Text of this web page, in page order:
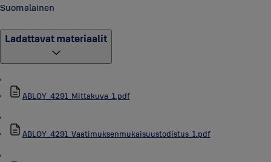
Suomalainen
Ladattavat materiaalit
ABLOY_4291_Mittakuva_1.pdf
ABLOY_4291_Vaatimuksenmukaisuustodistus_1.pdf